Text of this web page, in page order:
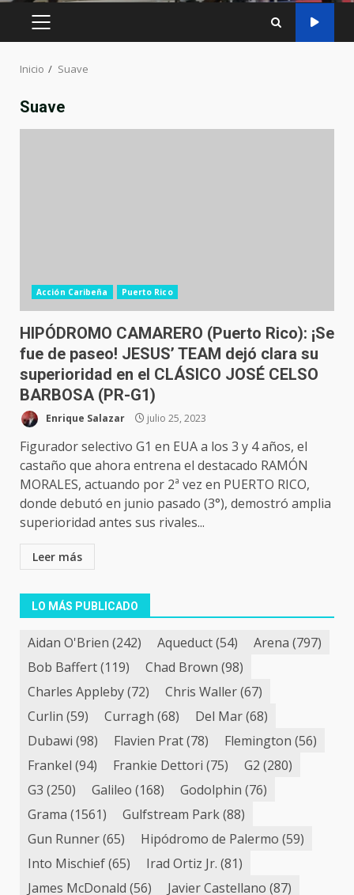
MENÚ
Inicio Suave
Suave
Acción Caribeña Puerto Rico
HIPÓDROMO CAMARERO (Puerto Rico): ¡Se
fue de paseo! JESUS’ TEAM dejó clara su
superioridad en el CLÁSICO JOSÉ CELSO
BARBOSA (PR-G1)
Enrique Salazar julio 25, 2023
Figurador selectivo G1 en EUA a los 3 y 4 años, el
castaño que ahora entrena el destacado RAMÓN
MORALES, actuando por 2ª vez en PUERTO RICO,
donde debutó en junio pasado (3°), demostró amplia
superioridad antes sus rivales...
Leer más
LO MÁS PUBLICADO
Aidan O'Brien (242) Aqueduct(54) Arena (797)
Bob Baffert(119) Chad Brown (98)
Charles Appleby(72) Chris Waller(67)
Curlin (59) Curragh (68) Del Mar(68)
Dubawi (98) Flavien Prat(78) Flemington (56)
Frankel (94) Frankie Dettori (75) G2 (280)
G3 (250) Galileo (168) Godolphin (76)
Grama (1561) Gulfstream Park(88)
Gun Runner(65) Hipódromo de Palermo (59)
Into Mischief(65) Irad Ortiz Jr. (81)
James McDonald (56) Javier Castellano (87)